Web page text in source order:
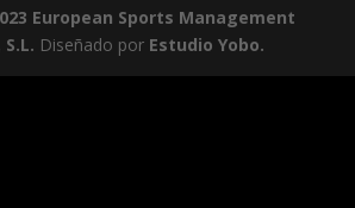
European Sports Management
Diseñado por Estudio Yobo.